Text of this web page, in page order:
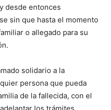
desde entonces
sin que hasta el momento
o allegado para su
solidario a la
persona que pueda
de la fallecida, con el